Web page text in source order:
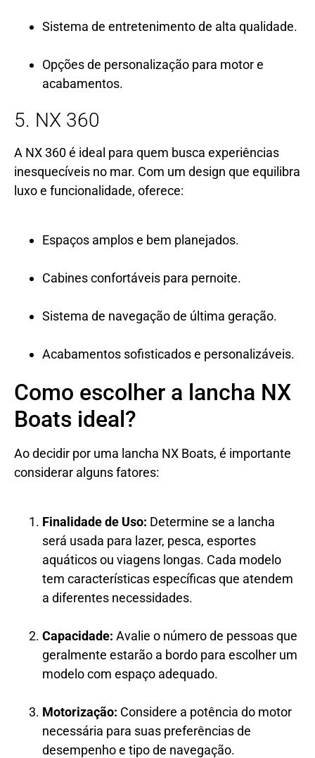
Sistema de entretenimento de alta qualidade.
Opções de personalização para motor e
acabamentos.
5. NX 360
A NX 360 é ideal para quem busca experiências
inesquecíveis no mar. Com um design que equilibra
luxo e funcionalidade, oferece:
Espaços amplos e bem planejados.
Cabines confortáveis para pernoite.
Sistema de navegação de última geração.
Acabamentos sofisticados e personalizáveis.
Como escolher a lancha NX
Boats ideal?
Ao decidir por uma lancha NX Boats, é importante
considerar alguns fatores:
Finalidade de Uso: Determine se a lancha
será usada para lazer, pesca, esportes
aquáticos ou viagens longas. Cada modelo
tem características específicas que atendem
a diferentes necessidades.
Capacidade: Avalie o número de pessoas que
geralmente estarão a bordo para escolher um
modelo com espaço adequado.
Motorização: Considere a potência do motor
necessária para suas preferências de
desempenho e tipo de navegação.